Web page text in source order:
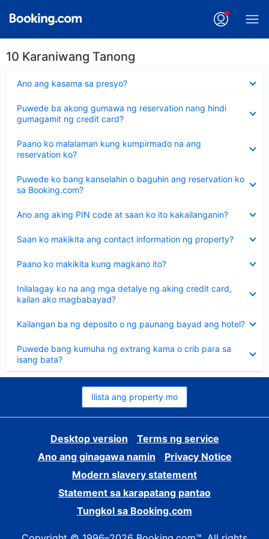
10 Karaniwang Tanong
Ano ang kasama sa presyo?
ang
Puwede ba akong gumawa ng reservation nang hindi
gumagamit ng credit card?
ang
sagot
Paano ko malalaman kung kumpirmado na ang
reservation ko?
ang
sagot
Puwede ko bang kanselahin o baguhin ang reservation ko
sa Booking.com?
ang
sagot
Ano ang aking PIN code at saan ko ito kakailanganin?
ang
Saan ko makikita ang contact information ng property?
ang
Paano ko makikita kung magkano ito?
ang
Inilalagay ko na ang mga detalye ng aking credit card,
kailan ako magbabayad?
ang
sagot
Kailangan ba ng deposito o ng paunang bayad ang hotel?
ang
Puwede bang kumuha ng extrang kama o crib para sa
isang bata?
ang
sagot
Ilista ang property mo
Desktop version
Terms ng service
Ano ang ginagawa namin
Privacy Notice
Modern slavery statement
Statement sa karapatang pantao
Tungkol sa Booking.com